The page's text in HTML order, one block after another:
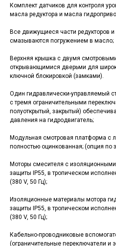
Комплект датчиков для контроля
масла редуктора и масла
Все движущиеся части редукторов
смазываются погружением в масло;
Верхняя крышка с двумя
открывающимися дверьми для
ключной блокировкой (замками).
Один гидравлически-управляемый
с тремя ограничительными
полуоткрытый, закрытый)
давления на гидродвигатель;
Модульная смотровая платформа с
полностью оцинкованная; (опция по
Моторы смесителя с
защиты IP55, в тропическом
(380 V, 50 Гц);
Изоляционные материалы мотора
защиты IP55, в тропическом
(380 V, 50 Гц);
Кабельно-проводниковые
(ограничительные переключатели и